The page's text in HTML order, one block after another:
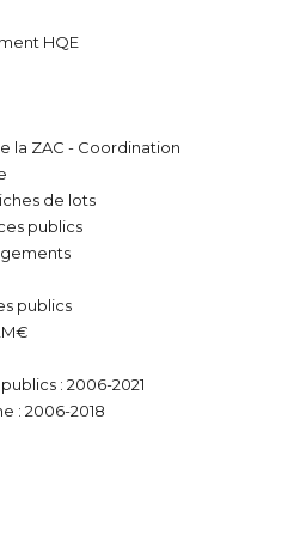
HQE
la ZAC - Coordination
de lots
publics
publics
: 2006-2021
: 2006-2018